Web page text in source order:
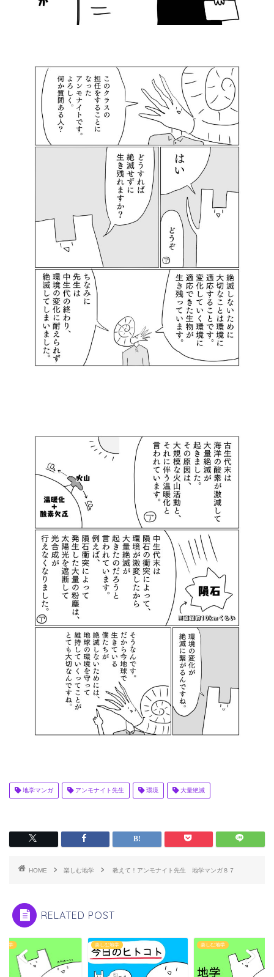
地学マンガ アンモナイト先生 環境 大量絶滅
HOME 楽しむ地学 教えて！アンモナイト先生 地学マンガ８７
RELATED POST
地学 楽しむ地学 楽しむ地学